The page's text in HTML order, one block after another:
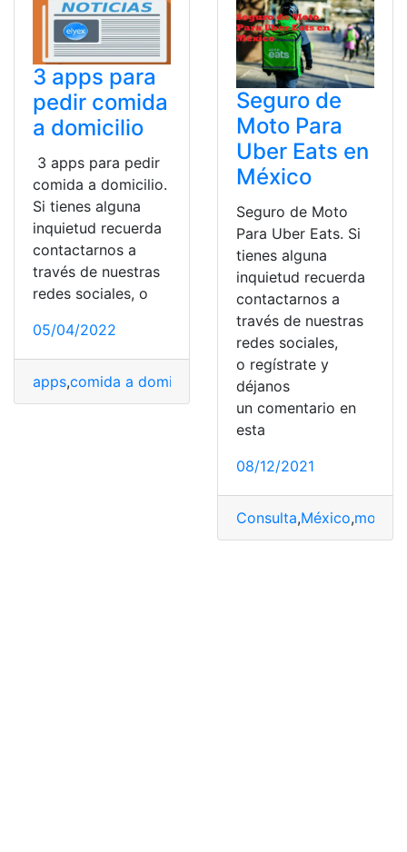
3 apps para
pedir comida
a domicilio
3 apps para pedir
comida a domicilio.
Si tienes alguna
inquietud recuerda
contactarnos a
través de nuestras
redes sociales, o
05/04/2022
apps,comida a domicilio Glovo,Just Eat
Seguro de
Moto Para
Uber Eats en
México
Seguro de Moto
Para Uber Eats. Si
tienes alguna
inquietud recuerda
contactarnos a
través de nuestras
redes sociales,
o regístrate y
déjanos
un comentario en
esta
08/12/2021
Consulta,México,